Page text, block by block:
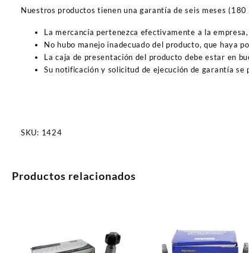
Nuestros productos tienen una garantía de seis meses
La mercancía pertenezca efectivamente a la
No hubo manejo inadecuado del producto, que haya
La caja de presentación del producto debe estar en
Su notificación y solicitud de ejecución de garantía se
SKU: 1424
Productos relacionados